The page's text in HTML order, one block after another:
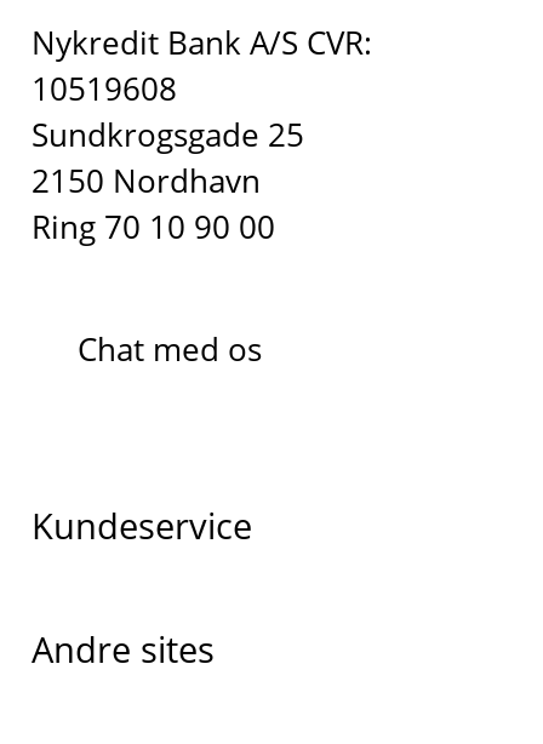
Nykredit Bank A/S CVR:
10519608
Sundkrogsgade 25
2150 Nordhavn
Ring 70 10 90 00
Chat med os
Kundeservice
Andre sites